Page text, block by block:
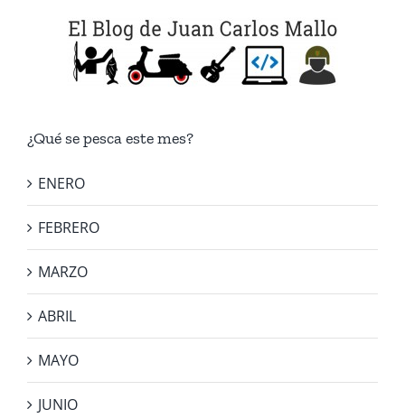
¿Qué se pesca este mes?
ENERO
FEBRERO
MARZO
ABRIL
MAYO
JUNIO